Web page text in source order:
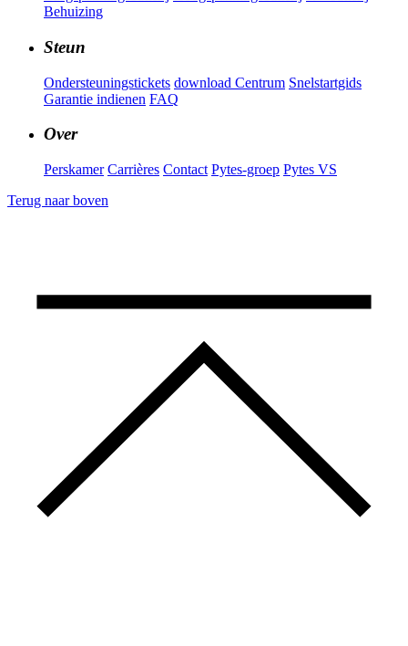
Behuizing
Steun
Ondersteuningstickets download Centrum Snelstartgids
Garantie indienen FAQ
Over
Perskamer Carrières Contact Pytes-groep Pytes VS
Terug naar boven